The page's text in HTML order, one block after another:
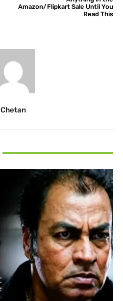
Amazon/Flipkart Sale Until You
Read This
Chetan